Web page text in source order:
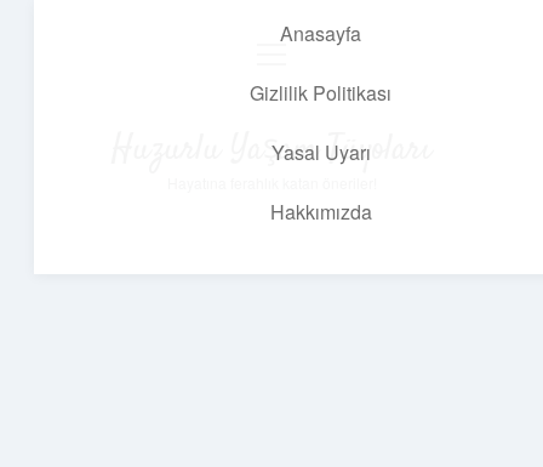
Anasayfa
Gizlilik Politikası
Yasal Uyarı
Hakkımızda
Huzurlu Yaşam Tüyoları